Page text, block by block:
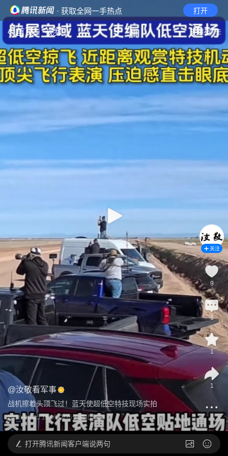
· 获取全网一手热点 打开
首页 视频 无障碍
@汝敬看军事
战机擦着头顶飞过！蓝天使超低空特技现场实拍
2026-06-25 16:05 发布于湖北
关注
9
1
1
1
打开腾讯新闻客户端说两句